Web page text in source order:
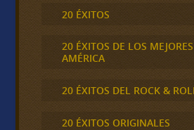
20 ÉXITOS
20 ÉXITOS DE LOS
AMÉRICA
20 ÉXITOS DEL ROCK &
20 ÉXITOS ORIGINALES